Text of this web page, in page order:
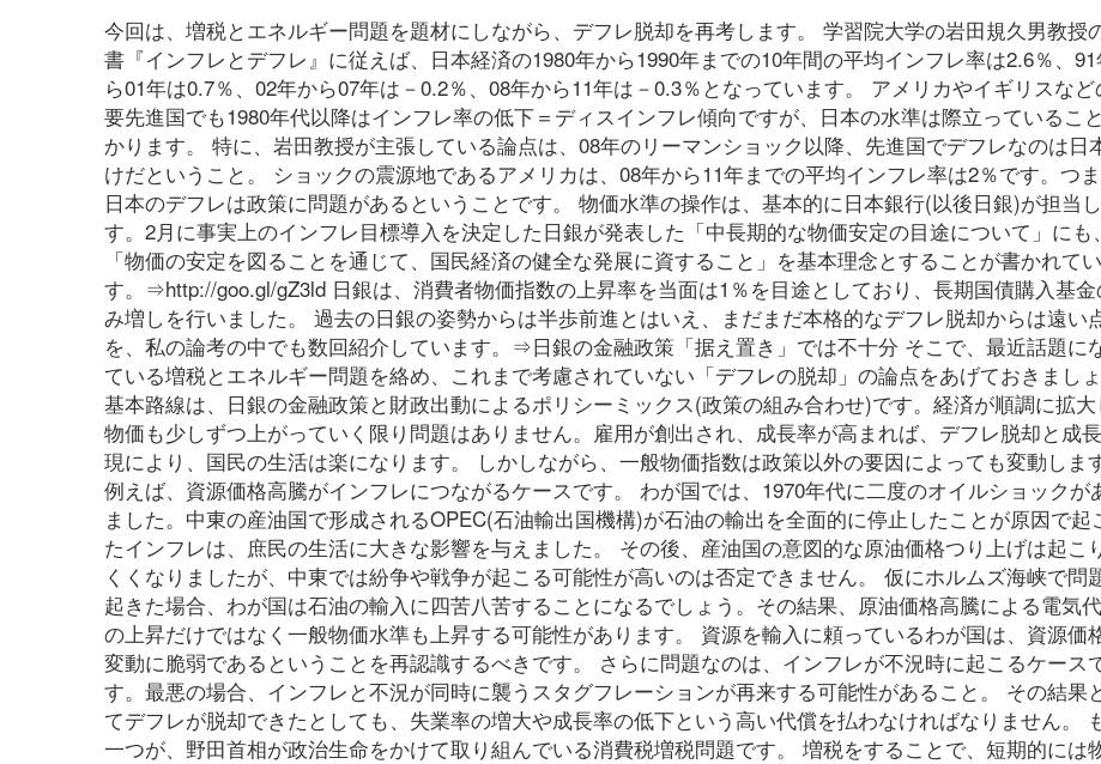
今回は、増税とエネルギー問題を題材にしながら、デフレ脱却を再考します。 学習院大学の岩田規久男教授
書『インフレとデフレ』に従えば、日本経済の1980年から1990年までの10年間の平均インフレ率は2.6％、
ら01年は0.7％、02年から07年は－0.2％、08年から11年は－0.3％となっています。 アメリカやイギリスなど
要先進国でも1980年代以降はインフレ率の低下＝ディスインフレ傾向ですが、日本の水準は際立っているこ
かります。 特に、岩田教授が主張している論点は、08年のリーマンショック以降、先進国でデフレなのは日
けだということ。 ショックの震源地であるアメリカは、08年から11年までの平均インフレ率は2％です。つま
日本のデフレは政策に問題があるということです。 物価水準の操作は、基本的に日本銀行(以後日銀)が担当
す。2月に事実上のインフレ目標導入を決定した日銀が発表した「中長期的な物価安定の目途について」にも、
「物価の安定を図ることを通じて、国民経済の健全な発展に資すること」を基本理念とすることが書かれて
す。⇒http://goo.gl/gZ3ld 日銀は、消費者物価指数の上昇率を当面は1％を目途としており、長期国債購入基
み増しを行いました。 過去の日銀の姿勢からは半歩前進とはいえ、まだまだ本格的なデフレ脱却からは遠い
を、私の論考の中でも数回紹介しています。⇒日銀の金融政策「据え置き」では不十分 そこで、最近話題に
ている増税とエネルギー問題を絡め、これまで考慮されていない「デフレの脱却」の論点をあげておきましょ
基本路線は、日銀の金融政策と財政出動によるポリシーミックス(政策の組み合わせ)です。経済が順調に拡大
物価も少しずつ上がっていく限り問題はありません。雇用が創出され、成長率が高まれば、デフレ脱却と成
現により、国民の生活は楽になります。 しかしながら、一般物価指数は政策以外の要因によっても変動します
例えば、資源価格高騰がインフレにつながるケースです。 わが国では、1970年代に二度のオイルショックが
ました。中東の産油国で形成されるOPEC(石油輸出国機構)が石油の輸出を全面的に停止したことが原因で起
たインフレは、庶民の生活に大きな影響を与えました。 その後、産油国の意図的な原油価格つり上げは起こ
くくなりましたが、中東では紛争や戦争が起こる可能性が高いのは否定できません。 仮にホルムズ海峡で問
起きた場合、わが国は石油の輸入に四苦八苦することになるでしょう。その結果、原油価格高騰による電気
の上昇だけではなく一般物価水準も上昇する可能性があります。 資源を輸入に頼っているわが国は、資源価
変動に脆弱であるということを再認識するべきです。 さらに問題なのは、インフレが不況時に起こるケース
す。最悪の場合、インフレと不況が同時に襲うスタグフレーションが再来する可能性があること。 その結果
てデフレが脱却できたとしても、失業率の増大や成長率の低下という高い代償を払わなければなりません。
一つが、野田首相が政治生命をかけて取り組んでいる消費税増税問題です。 増税をすることで、短期的には